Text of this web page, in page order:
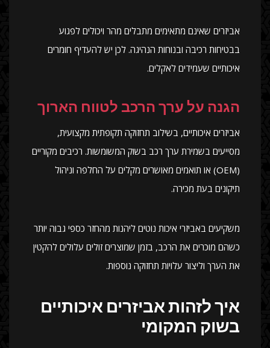
אביזרים שאינם מתאימים מתבלים מהר ויכולים לפגוע
בבטיחות רכיבה ובנוחות הנהיגה. לכן יש להעדיף חומרים
איכותיים שעמידים לאקלים.
הגנה על ערך הרכב לטווח הארוך
אביזרים איכותיים, בשילוב תחזוקה תקופתית מקצועית,
מסייעים בשמירת ערך רכב בשוק המשומשות. רכיבים מקוריים
(OEM) או תואמים מאושרים מקלים על החלפה וניהול
תיקונים בעת מכירה.
משקיעים באביזרי איכות נוטים ליהנות מהחזר כספי גבוה יותר
כשהם מוכרים את הרכב, בזמן שמוצרים זולים עלולים להקטין
את הערך וליצור עלויות תחזוקה נוספות.
איך לזהות אביזרים איכותיים
בשוק המקומי